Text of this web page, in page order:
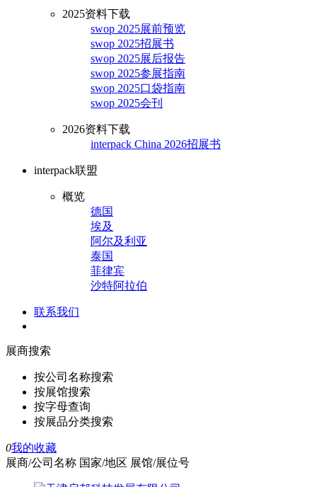
2025资料下载
swop 2025展前预览
swop 2025招展书
swop 2025展后报告
swop 2025参展指南
swop 2025口袋指南
swop 2025会刊
2026资料下载
interpack China 2026招展书
interpack联盟
概览
德国
埃及
阿尔及利亚
泰国
菲律宾
沙特阿拉伯
联系我们
展商搜索
按公司名称搜索
按展馆搜索
按字母查询
按展品分类搜索
0我的收藏
展商/公司名称 国家/地区 展馆/展位号